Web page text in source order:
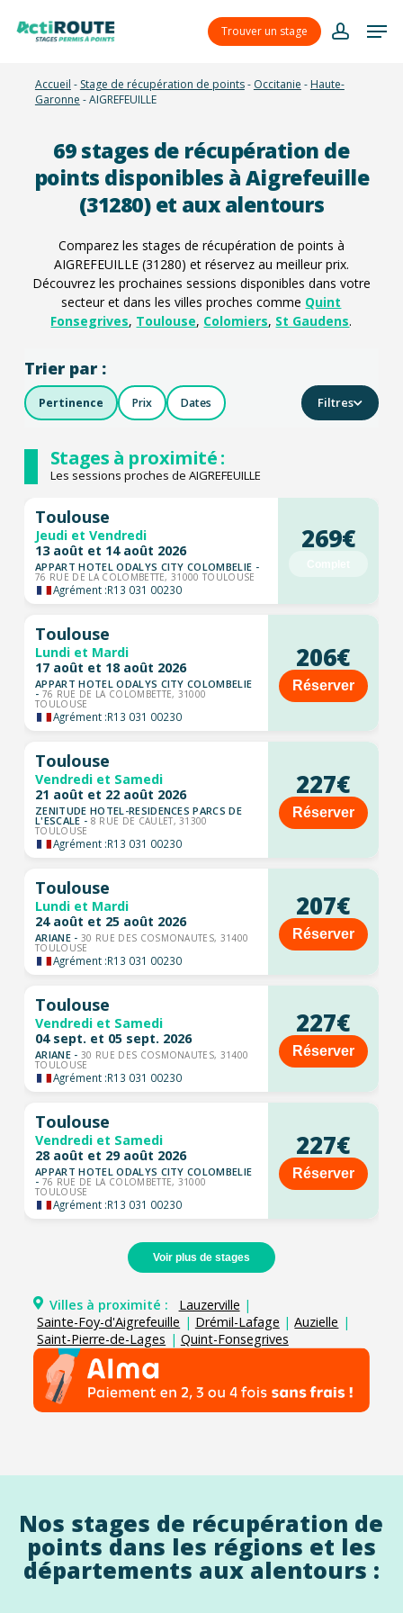
Trouver un stage
account
Accueil - Stage de récupération de points- Occitanie - Haute-
Garonne -AIGREFEUILLE
69stages de récupération de
points disponibles à Aigrefeuille
(31280) et aux alentours
Comparez les stages de récupération de points à
AIGREFEUILLE (31280) et réservez au meilleur prix.
Découvrez les prochaines sessions disponibles dans votre
secteur et dans les villes proches comme Quint
Fonsegrives, Toulouse, Colomiers, St Gaudens.
Trier par :
Pertinence Prix Dates Filtres
Stages à proximité :
Les sessions proches de AIGREFEUILLE
Toulouse
Jeudi et Vendredi
13 août et 14 août 2026
APPART HOTEL ODALYS CITY COLOMBELIE -
76 RUE DE LA COLOMBETTE, 31000 TOULOUSE
Agrément :R13 031 00230
269€
Toulouse
Lundi et Mardi
17 août et 18 août 2026
APPART HOTEL ODALYS CITY COLOMBELIE
- 76 RUE DE LA COLOMBETTE, 31000
TOULOUSE
Agrément :R13 031 00230
206€
Réserver
Toulouse
Vendredi et Samedi
21 août et 22 août 2026
ZENITUDE HOTEL-RESIDENCES PARCS DE
L'ESCALE - 8 RUE DE CAULET, 31300
TOULOUSE
Agrément :R13 031 00230
227€
Réserver
Toulouse
Lundi et Mardi
24 août et 25 août 2026
ARIANE - 30 RUE DES COSMONAUTES, 31400
TOULOUSE
Agrément :R13 031 00230
207€
Réserver
Toulouse
Vendredi et Samedi
04 sept. et 05 sept. 2026
ARIANE - 30 RUE DES COSMONAUTES, 31400
TOULOUSE
Agrément :R13 031 00230
227€
Réserver
Toulouse
Vendredi et Samedi
28 août et 29 août 2026
APPART HOTEL ODALYS CITY COLOMBELIE
- 76 RUE DE LA COLOMBETTE, 31000
TOULOUSE
Agrément :R13 031 00230
227€
Réserver
Voir plus de stages
Villes à proximité : Lauzerville |
Sainte-Foy-d'Aigrefeuille | Drémil-Lafage | Auzielle |
Saint-Pierre-de-Lages | Quint-Fonsegrives
Nos stages de récupération de
points dans les régions et les
départements aux alentours :